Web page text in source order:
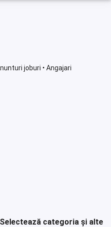
joburi • Angajari
Selectează categoria și alte